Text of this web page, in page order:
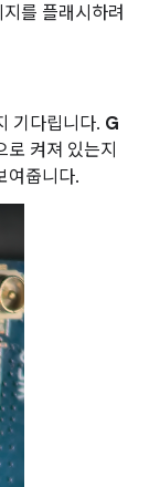
를 플래시하려
기다립니다. G
켜져 있는지
여줍니다.